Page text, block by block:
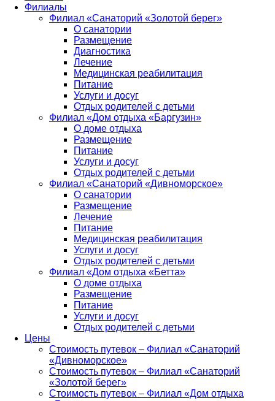
Филиалы
Филиал «Санаторий «Золотой берег»
О санатории
Размещение
Диагностика
Лечение
Медицинская реабилитация
Питание
Услуги и досуг
Отдых родителей с детьми
Филиал «Дом отдыха «Баргузин»
О доме отдыха
Размещение
Питание
Услуги и досуг
Отдых родителей с детьми
Филиал «Санаторий «Дивноморское»
О санатории
Размещение
Лечение
Питание
Медицинская реабилитация
Услуги и досуг
Отдых родителей с детьми
Филиал «Дом отдыха «Бетта»
О доме отдыха
Размещение
Питание
Услуги и досуг
Отдых родителей с детьми
Цены
Стоимость путевок – Филиал «Санаторий
«Дивноморское»
Стоимость путевок – Филиал «Санаторий
«Золотой берег»
Стоимость путевок – Филиал «Дом отдыха